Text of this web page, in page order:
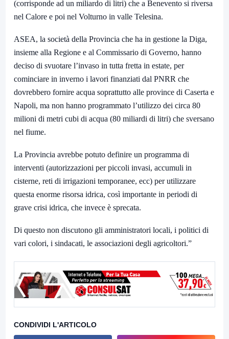
(corrisponde ad un miliardo di litri) che a Benevento si riversa
nel Calore e poi nel Volturno in valle Telesina.
ASEA, la società della Provincia che ha in gestione la Diga,
insieme alla Regione e al Commissario di Governo, hanno
deciso di svuotare l’invaso in tutta fretta in estate, per
cominciare in inverno i lavori finanziati dal PNRR che
dovrebbero fornire acqua soprattutto alle province di Caserta e
Napoli, ma non hanno programmato l’utilizzo dei circa 80
milioni di metri cubi di acqua (80 miliardi di litri) che sversano
nel fiume.
La Provincia avrebbe potuto definire un programma di
interventi (autorizzazioni per piccoli invasi, accumuli in
cisterne, reti di irrigazioni temporanee, ecc) per utilizzare
questa enorme risorsa idrica, così importante in periodi di
grave crisi idrica, che invece è sprecata.
Di questo non discutono gli amministratori locali, i politici di
vari colori, i sindacati, le associazioni degli agricoltori.”
CONDIVIDI L'ARTICOLO